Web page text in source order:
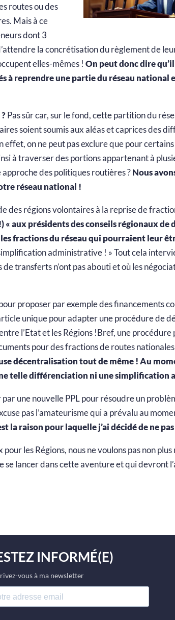
routes ou des
Mais à ce
dont 3
la concrétisation du règlement de
elles-mêmes ! On peut donc dire qu’il
à reprendre une partie du réseau national
Pas sûr car, sur le fond, cette partition du
soient soumis aux aléas et caprices des
effet, on ne peut pas exclure que pour
à traverser des portions appartenant à
des politiques routières ?Nous
réseau national !
des régions volontaires à la reprise de
aux présidents des conseils régionaux de
fractions du réseau qui pourraient leur
administrative ! » Tout cela
transferts n’ont pas abouti et où les
proposer par exemple des financements
unique pour adapter une procédure de
l’Etat et les Régions !Bref, une
pour des fractions de routes
décentralisation tout de même ! Au
telle différenciation ni une simplification
une nouvelle PPL pour résoudre un
pas l’amateurisme qui a prévalu au
la raison pour laquelle j’ai décidé de ne
les Régions, nous ne voulons pas non
se lancer dans cette aventure et qui devront
INFORMÉ(E)
vous à ma newsletter